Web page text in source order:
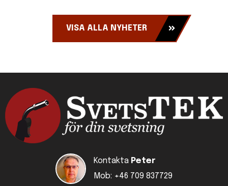
VISA ALLA NYHETER
Kontakta Peter
Mob: +46 709 837729